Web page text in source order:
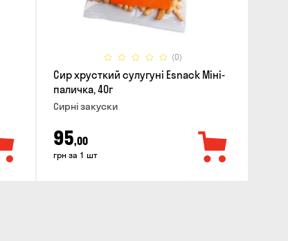
(0)
Сир хрусткий сулугунi Esnack Міні-
паличка, 40г
Сирні закуски
95,00
грн за 1 шт